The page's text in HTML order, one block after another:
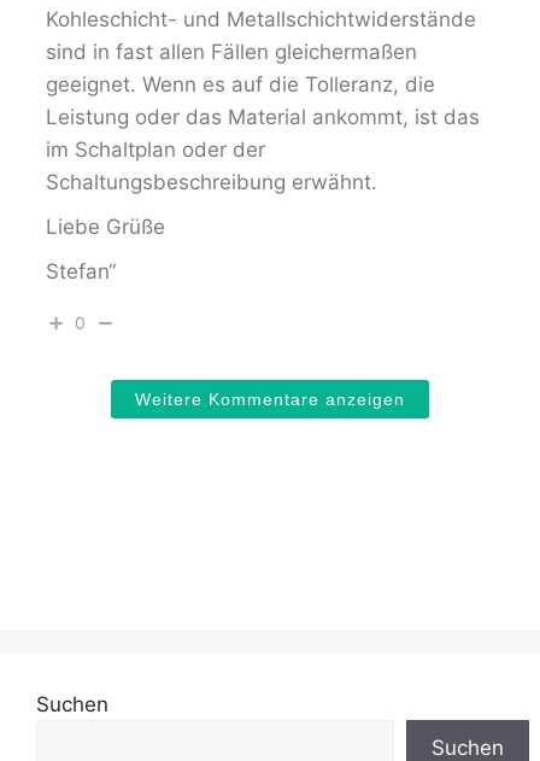
Kohleschicht- und Metallschichtwiderstände
sind in fast allen Fällen gleichermaßen
geeignet. Wenn es auf die Tolleranz, die
Leistung oder das Material ankommt, ist das
im Schaltplan oder der
Schaltungsbeschreibung erwähnt.
Liebe Grüße
Stefan“
0
Weitere Kommentare anzeigen
Suchen
Suchen